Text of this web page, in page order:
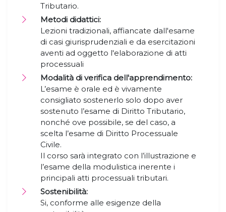
Tributario.
Metodi didattici:
Lezioni tradizionali, affiancate dall'esame
di casi giurisprudenziali e da esercitazioni
aventi ad oggetto l'elaborazione di atti
processuali
Modalità di verifica dell'apprendimento:
L’esame è orale ed è vivamente
consigliato sostenerlo solo dopo aver
sostenuto l’esame di Diritto Tributario,
nonché ove possibile, se del caso, a
scelta l’esame di Diritto Processuale
Civile.
Il corso sarà integrato con l’illustrazione e
l’esame della modulistica inerente i
principali atti processuali tributari.
Sostenibilità:
Si, conforme alle esigenze della